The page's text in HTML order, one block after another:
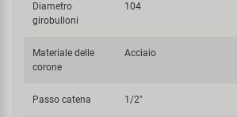
Diametro
girobulloni
104
Materiale delle
corone
Acciaio
Passo catena 1/2"